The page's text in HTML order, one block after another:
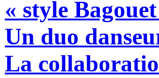
« style
Un duo
La